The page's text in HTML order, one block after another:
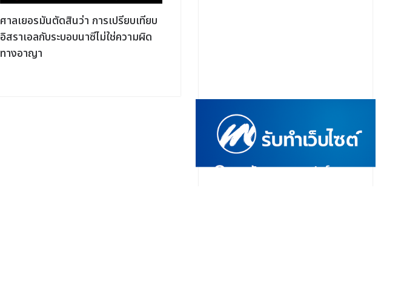
ศาลเยอรมันตัดสินว่า การเปรียบเทียบ
อิสราเอลกับระบอบนาซีไม่ใช่ความผิด
ทางอาญา